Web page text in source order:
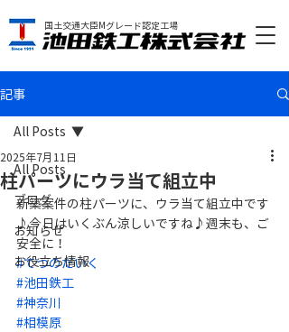
国土交通大臣Mグレード認定工場
記事
All Posts
ブログ
お知らせ
お役立ち情報
All Posts
柱パーツにウラ当て組立中
2025年7月11日
新築案件の柱パーツに、ウラ当て組立中です
♪今日はいくぶん涼しいですね♪週末も、ご
安全に！
#てつのだいく
#池田鉄工
#神奈川
#相模原